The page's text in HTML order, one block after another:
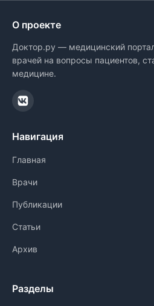
О проекте
Доктор.ру — медицинский
врачей на вопросы пациентов,
медицине.
Навигация
Главная
Врачи
Публикации
Статьи
Архив
Разделы